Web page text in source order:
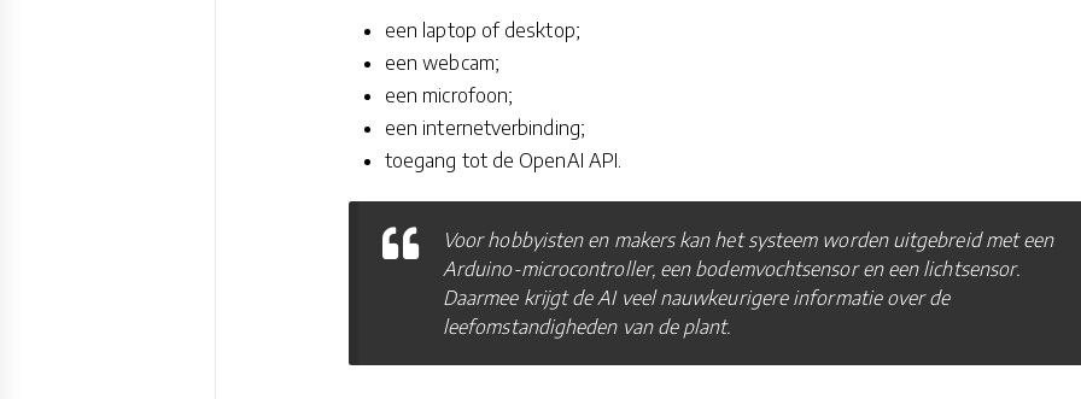
een laptop of desktop;
een webcam;
een microfoon;
een internetverbinding;
toegang tot de OpenAI API.
Voor hobbyisten en makers kan het systeem worden uitgebreid met een
Arduino-microcontroller, een bodemvochtsensor en een lichtsensor.
Daarmee krijgt de AI veel nauwkeurigere informatie over de
leefomstandigheden van de plant.